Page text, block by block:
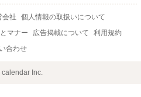
会社
個人情報の取扱いについて
マナー 広告掲載について
利用規約
合わせ
Inc.